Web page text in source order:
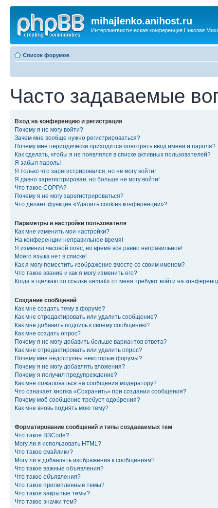
mihajlenko.anihost.ru
Интерлингвистическая конференция Николая
Список форумов
Часто задаваемые
Вход на конференцию и регистрация
Почему я не могу войти?
Зачем мне вообще нужно регистрироваться?
Почему мне периодически приходится повторять ввод имени и пароля?
Как сделать, чтобы я не появлялся в списке активных пользователей?
Я забыл пароль!
Я только что зарегистрировался, но не могу войти!
Я давно зарегистрирован, но больше не могу войти!
Что такое COPPA?
Почему я не могу зарегистрироваться?
Что делает функция «Удалить cookies конференции»?
Параметры и настройки пользователя
Как мне изменить мои настройки?
На конференции неправильное время!
Я изменил часовой пояс, но время все равно неправильное!
Моего языка нет в списке!
Как я могу поместить изображение вместе со своим именем?
Что такое звание и как я могу изменить его?
Когда я щёлкаю по ссылке «email» от меня требуют войти на
Создание сообщений
Как мне создать тему в форуме?
Как мне отредактировать или удалить сообщение?
Как мне добавить подпись к своему сообщению?
Как мне создать опрос?
Почему я не могу добавить больше вариантов ответа?
Как мне отредактировать или удалить опрос?
Почему мне недоступны некоторые форумы?
Почему я не могу добавлять вложения?
Почему я получил предупреждение?
Как мне пожаловаться на сообщения модератору?
Что означает кнопка «Сохранить» при создании сообщения?
Почему моё сообщение требует одобрения?
Как мне вновь поднять мою тему?
Форматирование сообщений и типы создаваемых тем
Что такое BBCode?
Могу ли я использовать HTML?
Что такое смайлики?
Могу ли я добавлять изображения к сообщениям?
Что такое важные объявления?
Что такое объявления?
Что такое прилепленные темы?
Что такое закрытые темы?
Что такое значки тем?